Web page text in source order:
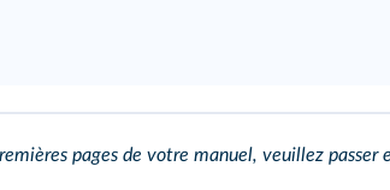
pages de votre manuel, veuillez passer